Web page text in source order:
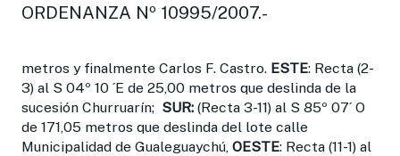
ORDENANZA Nº 10995/2007.-
metros y finalmente Carlos F. Castro. ESTE: Recta (2-
3) al S 04º 10 ´E de 25,00 metros que deslinda de la
sucesión Churruarín; SUR: (Recta 3-11) al S 85º 07´ O
de 171,05 metros que deslinda del lote calle
Municipalidad de Gualeguaychú, OESTE: Recta (11-1) al